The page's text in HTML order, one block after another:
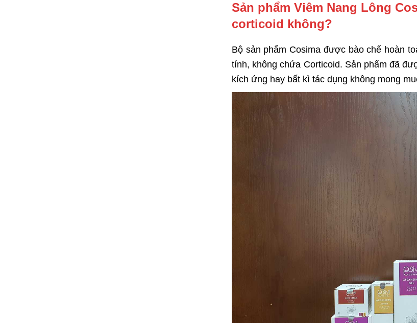
Sản phẩm Viêm Nang Lông
corticoid không?
Bộ sản phẩm Cosima được bào chế hoàn
tính, không chứa Corticoid. Sản phẩm đã
kích ứng hay bất kì tác dụng không mong